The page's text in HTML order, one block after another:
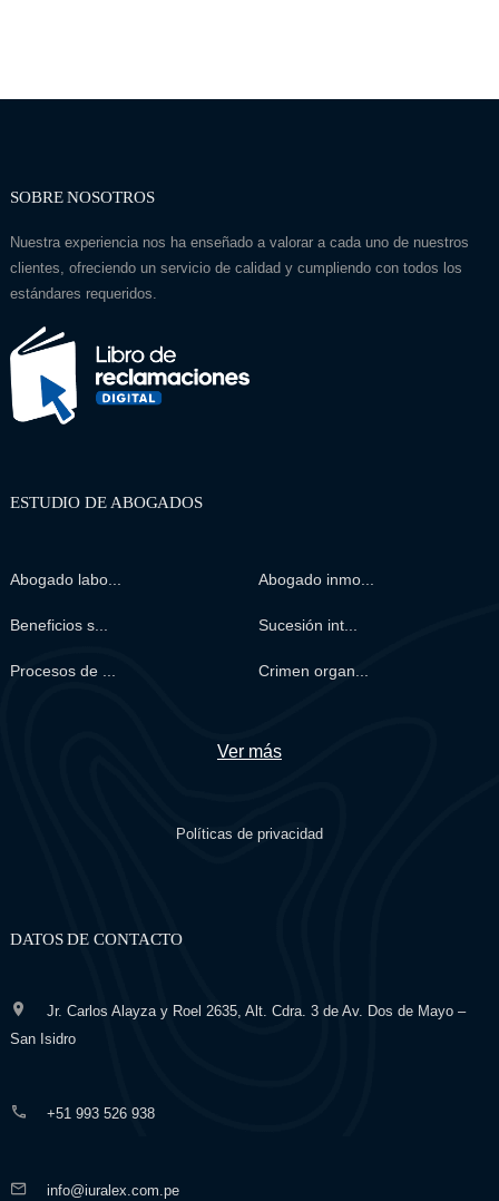
SOBRE NOSOTROS
Nuestra experiencia nos ha enseñado a valorar a cada uno de nuestros
clientes, ofreciendo un servicio de calidad y cumpliendo con todos los
estándares requeridos.
ESTUDIO DE ABOGADOS
Abogado labo... Abogado inmo...
Beneficios s... Sucesión int...
Procesos de ... Crimen organ...
Ver más
Políticas de privacidad
DATOS DE CONTACTO
Jr. Carlos Alayza y Roel 2635, Alt. Cdra. 3 de Av. Dos de Mayo –
San Isidro
+51 993 526 938
info@iuralex.com.pe